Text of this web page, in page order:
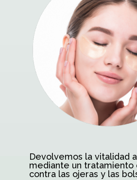
Devolvemos la vitalidad
mediante un tratamiento
contra las ojeras y las